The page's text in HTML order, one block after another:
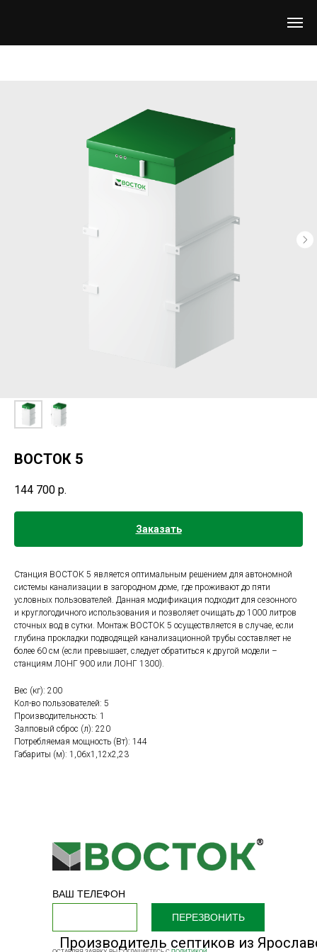
ВОСТОК 5
144 700 р.
Заказать
Станция ВОСТОК 5 является оптимальным решением для автономной
системы канализации в загородном доме, где проживают до пяти
условных пользователей. Данная модификация подходит для сезонного
и круглогодичного использования и позволяет очищать до 1000 литров
сточных вод в сутки. Монтаж ВОСТОК 5 осуществляется в случае, если
глубина прокладки подводящей канализационной трубы составляет не
более 60 см (если превышает, следует обратиться к другой модели –
станциям ЛОНГ 900 или ЛОНГ 1300).
Вес (кг): 200
Кол-во пользователей: 5
Производительность: 1
Залповый сброс (л): 220
Потребляемая мощность (Вт): 144
Габариты (м): 1,06х1,12х2,23
ВАШ ТЕЛЕФОН
ПЕРЕЗВОНИТЬ
Производитель септиков из